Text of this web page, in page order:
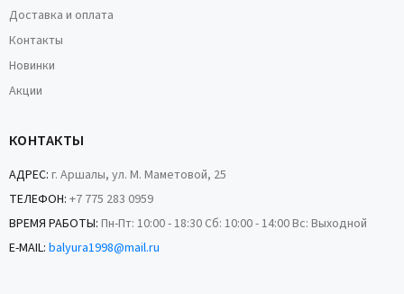
Доставка и оплата
Контакты
Новинки
Акции
КОНТАКТЫ
АДРЕС: г. Аршалы, ул. М. Маметовой, 25
ТЕЛЕФОН: +7 775 283 0959
ВРЕМЯ РАБОТЫ: Пн-Пт: 10:00 - 18:30 Сб: 10:00 - 14:00 Вс: Выходной
E-MAIL: balyura1998@mail.ru